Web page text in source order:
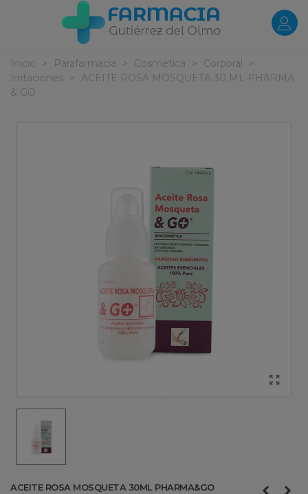
Inicio > Parafarmacia > Cosmetica > Corporal
>
Irritaciones
> ACEITE ROSA MOSQUETA 30 ML PHARMA
& GO
ACEITE ROSA MOSQUETA 30ML PHARMA&GO